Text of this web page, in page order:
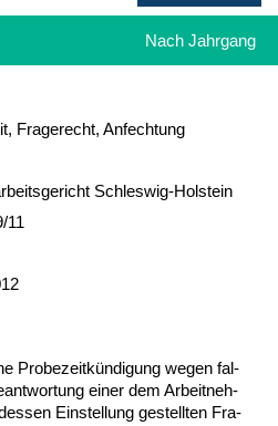
Nach Jahrgang
Fragerecht, Anfechtung
Schleswig-Holstein
11
Pro­be­zeitkündi­gung we­gen fal­
ei­ner dem Ar­beit­neh­
Ein­stel­lung ge­stell­ten Fra­